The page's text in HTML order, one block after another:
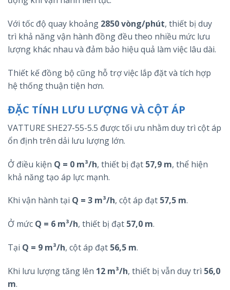
Với tốc độ quay khoảng 2850 vòng/phút, thiết bị duy
trì khả năng vận hành đồng đều theo nhiều mức lưu
lượng khác nhau và đảm bảo hiệu quả làm việc lâu dài.
Thiết kế đồng bộ cũng hỗ trợ việc lắp đặt và tích hợp
hệ thống thuận tiện hơn.
ĐẶC TÍNH LƯU LƯỢNG VÀ CỘT ÁP
VATTURE SHE27-55-5.5 được tối ưu nhằm duy trì cột áp
ổn định trên dải lưu lượng lớn.
Ở điều kiện Q = 0 m³/h, thiết bị đạt 57,9 m, thể hiện
khả năng tạo áp lực mạnh.
Khi vận hành tại Q = 3 m³/h, cột áp đạt 57,5 m.
Ở mức Q = 6 m³/h, thiết bị đạt 57,0 m.
Tại Q = 9 m³/h, cột áp đạt 56,5 m.
Khi lưu lượng tăng lên 12 m³/h, thiết bị vẫn duy trì 56,0
m.